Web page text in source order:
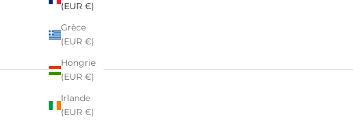
(EUR €)
Grèce
(EUR €)
Hongrie
(EUR €)
Irlande
(EUR €)